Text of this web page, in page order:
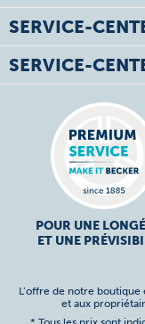
SERVICE-
SERVICE-
POUR UNE
ET UNE
L’offre de notre boutique
et aux